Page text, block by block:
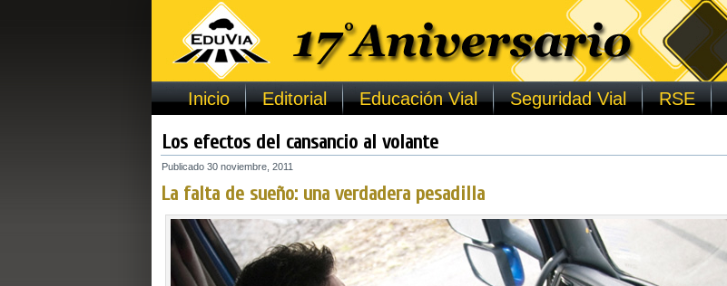
Inicio Editorial Educación Vial Seguridad Vial RSE
Los efectos del cansancio al volante
Publicado 30 noviembre, 2011
La falta de sueño: una verdadera pesadilla